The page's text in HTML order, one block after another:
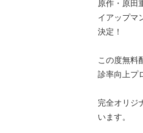
原作・原田
イアップマ
決定！
この度無料
診率向上プ
完全オリジ
います。